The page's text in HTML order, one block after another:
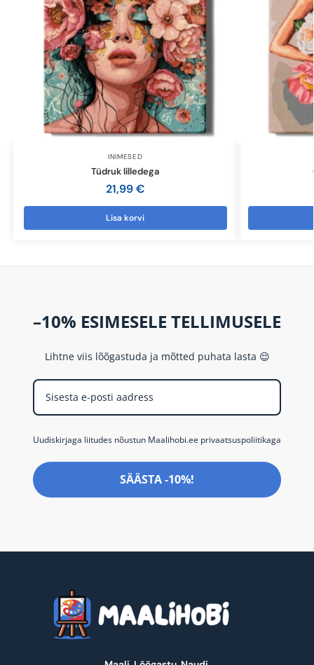
INIMESED
Tüdruk lilledega
21,99€
Lisa korvi
–10% ESIMESELE TELLIMUSELE
Lihtne viis lõõgastuda ja mõtted puhata lasta 😌
Uudiskirjaga liitudes nõustun Maalihobi.ee privaatsuspoliitikaga
SÄÄSTA -10%!